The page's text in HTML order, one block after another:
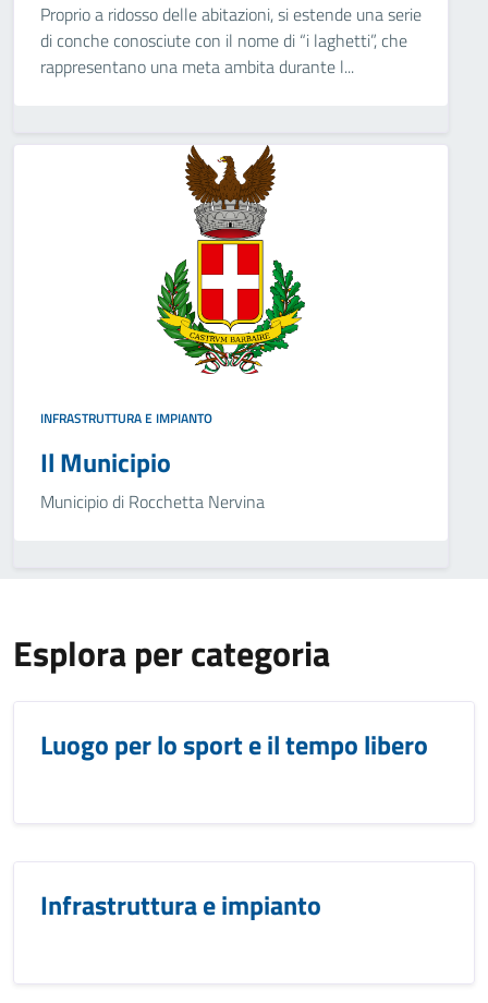
Proprio a ridosso delle abitazioni, si estende una serie
di conche conosciute con il nome di “i laghetti”, che
rappresentano una meta ambita durante l...
INFRASTRUTTURA E IMPIANTO
Il Municipio
Municipio di Rocchetta Nervina
Esplora per categoria
Luogo per lo sport e il tempo libero
Infrastruttura e impianto